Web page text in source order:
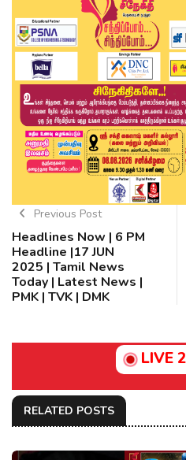
Previous Post
Headlines Now | 6 PM
Headline |17 JUN
2025 | Tamil News
Today | Latest News |
PMK | TVK | DMK
LIVE
RELATED POSTS